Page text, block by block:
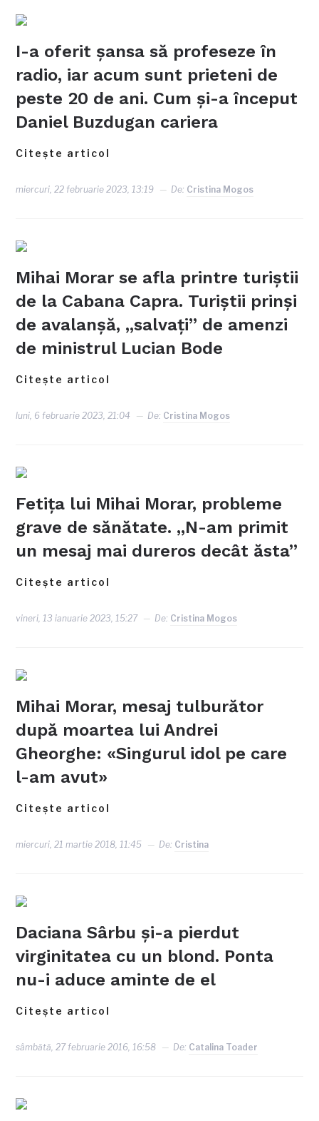
I-a oferit șansa să profeseze în
radio, iar acum sunt prieteni de
peste 20 de ani. Cum și-a început
Daniel Buzdugan cariera
Citește articol
miercuri, 22 februarie 2023, 13:19 De: Cristina Mogos
Mihai Morar se afla printre turiștii
de la Cabana Capra. Turiștii prinși
de avalanșă, „salvați” de amenzi
de ministrul Lucian Bode
Citește articol
luni, 6 februarie 2023, 21:04 De: Cristina Mogos
Fetița lui Mihai Morar, probleme
grave de sănătate. „N-am primit
un mesaj mai dureros decât ăsta”
Citește articol
vineri, 13 ianuarie 2023, 15:27 De: Cristina Mogos
Mihai Morar, mesaj tulburător
după moartea lui Andrei
Gheorghe: «Singurul idol pe care
l-am avut»
Citește articol
miercuri, 21 martie 2018, 11:45 De: Cristina
Daciana Sârbu și-a pierdut
virginitatea cu un blond. Ponta
nu-i aduce aminte de el
Citește articol
sâmbătă, 27 februarie 2016, 16:58 De: Catalina Toader